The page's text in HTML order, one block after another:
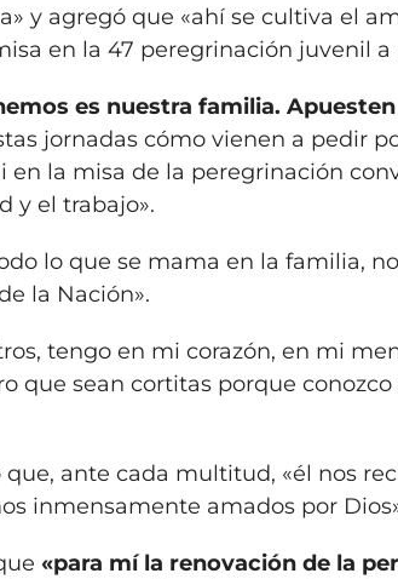
y agregó que «ahí se cultiva el
en la 47 peregrinación juvenil a
es nuestra familia.
jornadas cómo vienen a pedir
en la misa de la peregrinación
y el trabajo».
lo que se mama en la familia,
la Nación».
tengo en mi corazón, en mi
que sean cortitas porque
ante cada multitud, «él nos
inmensamente amados por
«para mí la renovación de la